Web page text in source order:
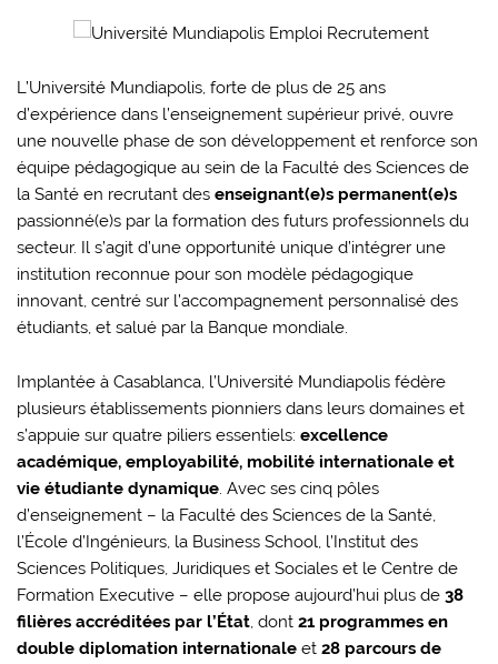
L’Université Mundiapolis, forte de plus de 25 ans
d’expérience dans l’enseignement supérieur privé, ouvre
une nouvelle phase de son développement et renforce son
équipe pédagogique au sein de la Faculté des Sciences de
la Santé en recrutant des enseignant(e)s permanent(e)s
passionné(e)s par la formation des futurs professionnels du
secteur. Il s’agit d’une opportunité unique d’intégrer une
institution reconnue pour son modèle pédagogique
innovant, centré sur l’accompagnement personnalisé des
étudiants, et salué par la Banque mondiale.
Implantée à Casablanca, l’Université Mundiapolis fédère
plusieurs établissements pionniers dans leurs domaines et
s’appuie sur quatre piliers essentiels: excellence
académique, employabilité, mobilité internationale et
vie étudiante dynamique. Avec ses cinq pôles
d’enseignement – la Faculté des Sciences de la Santé,
l’École d’Ingénieurs, la Business School, l’Institut des
Sciences Politiques, Juridiques et Sociales et le Centre de
Formation Executive – elle propose aujourd’hui plus de 38
filières accréditées par l’État, dont 21 programmes en
double diplomation internationale et 28 parcours de